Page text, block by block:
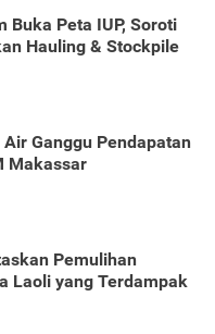
Buka Peta IUP, Soroti
Hauling & Stockpile
Ganggu Pendapatan
Makassar
Pemulihan
Laoli yang Terdampak